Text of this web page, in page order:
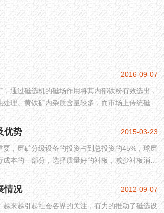
通过磁选机的磁场作用将其内部铁粉有效选出，
理。黄铁矿内杂质含量较多，而市场上传统磁选
精矿品位较低，为实现其综合利用，红星机器研发
矿磁选机。下面为大家简述黄铁矿磁选机的性能
2016-09-07
优势
要，磨矿分级设备的投资占到总投资的45%，球磨
本的一部分，选择质量好的衬板，减少衬板消耗
效益有非常重要的意义。
2015-03-23
情况
来越引起社会各界的关注，有力的推动了磁选设
2012-09-07